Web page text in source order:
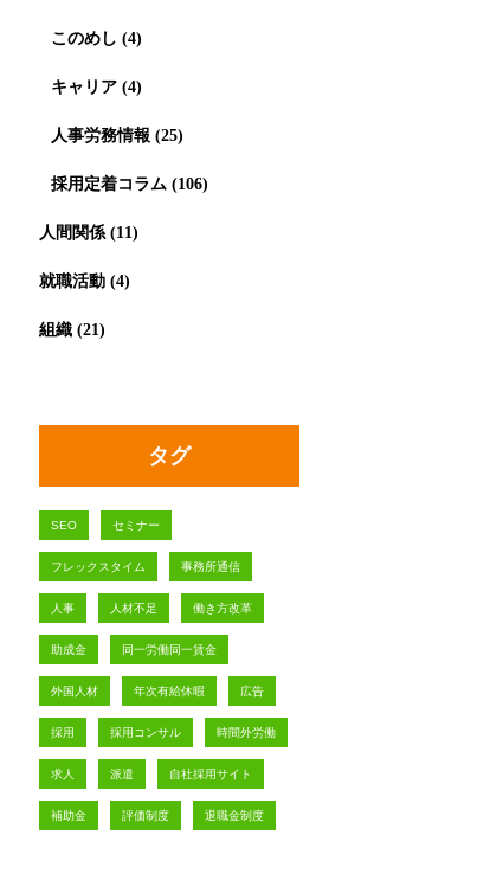
このめし (4)
キャリア (4)
人事労務情報 (25)
採用定着コラム (106)
人間関係 (11)
就職活動 (4)
組織 (21)
タグ
SEO セミナー
フレックスタイム 事務所通信
人事 人材不足 働き方改革
助成金 同一労働同一賃金
外国人材 年次有給休暇 広告
採用 採用コンサル 時間外労働
求人 派遣 自社採用サイト
補助金 評価制度 退職金制度